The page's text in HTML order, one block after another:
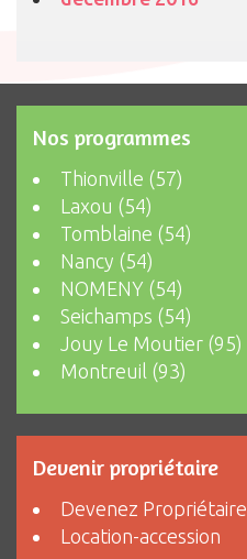
Nos programmes
Thionville (57)
Laxou (54)
Tomblaine (54)
Nancy (54)
NOMENY (54)
Seichamps (54)
Jouy Le Moutier (95)
Montreuil (93)
Devenir propriétaire
Devenez Propriétaire
Location-accession